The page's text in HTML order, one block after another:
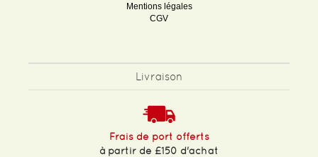
Mentions légales
CGV
Livraison
Frais de port offerts
à partir de £150 d'achat